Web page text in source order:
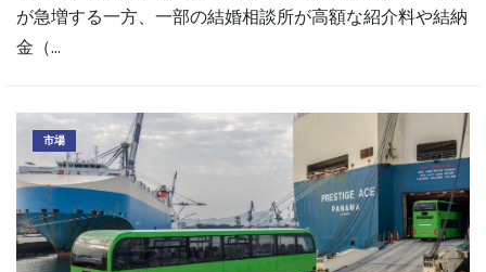
が急増する一方、一部の結婚相談所が高額な紹介料や結納
金（…
市場